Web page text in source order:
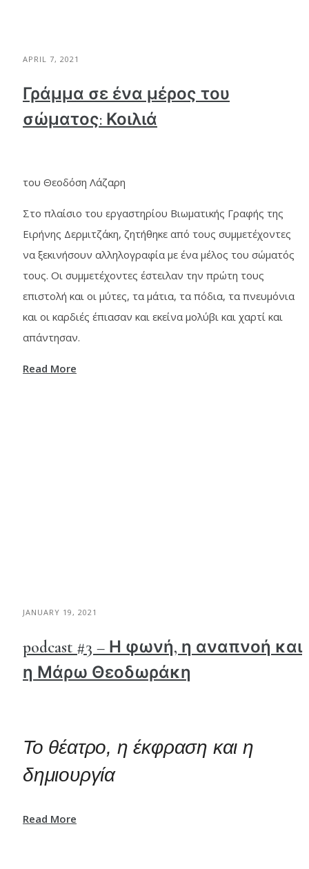
APRIL 7, 2021
Γράμμα σε ένα μέρος του
σώματος: Κοιλιά
του Θεοδόση Λάζαρη
Στο πλαίσιο του εργαστηρίου Βιωματικής Γραφής της
Ειρήνης Δερμιτζάκη, ζητήθηκε από τους συμμετέχοντες
να ξεκινήσουν αλληλογραφία με ένα μέλος του σώματός
τους. Οι συμμετέχοντες έστειλαν την πρώτη τους
επιστολή και οι μύτες, τα μάτια, τα πόδια, τα πνευμόνια
και οι καρδιές έπιασαν και εκείνα μολύβι και χαρτί και
απάντησαν.
Read More
JANUARY 19, 2021
podcast #3 – Η φωνή, η αναπνοή και
η Μάρω Θεοδωράκη
Το θέατρο, η έκφραση και η
δημιουργία
Read More